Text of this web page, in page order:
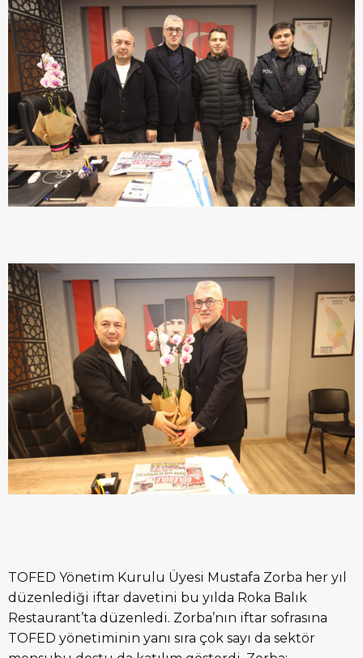
TOFED Yönetim Kurulu Üyesi Mustafa Zorba her yıl
düzenlediği iftar davetini bu yılda Roka Balık
Restaurant’ta düzenledi. Zorba’nın iftar sofrasına
TOFED yönetiminin yanı sıra çok sayı da sektör